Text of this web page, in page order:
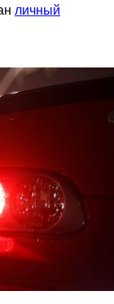
личный